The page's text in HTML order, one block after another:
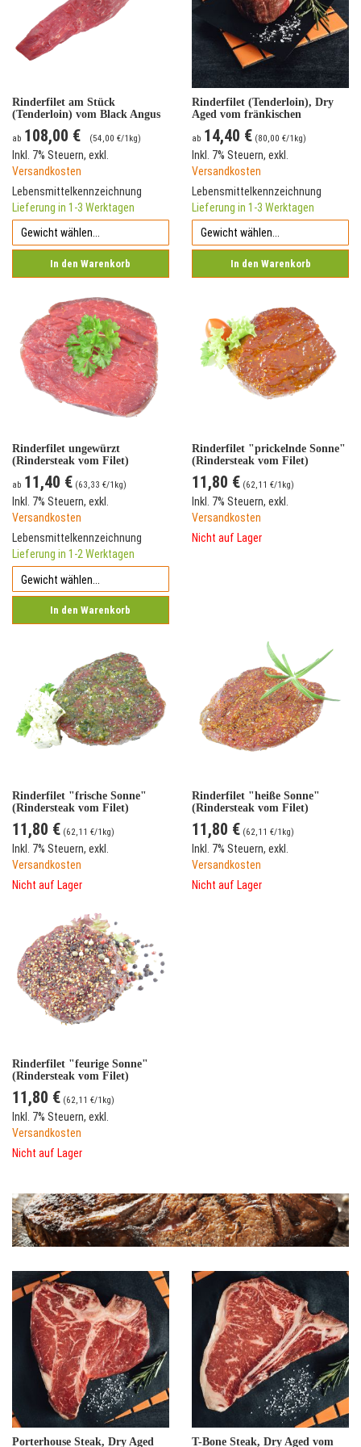
Rinderfilet am Stück
(Tenderloin) vom Black Angus
ab 108,00 € (54,00 €/1kg)
Inkl. 7% Steuern, exkl.
Versandkosten
Lebensmittelkennzeichnung
Lieferung in 1-3 Werktagen
In den Warenkorb
Rinderfilet (Tenderloin), Dry
Aged vom fränkischen
ab 14,40 € (80,00 €/1kg)
Inkl. 7% Steuern,exkl.
Versandkosten
Lebensmittelkennzeichnung
Lieferung in 1-3 Werktagen
In den Warenkorb
Rinderfilet ungewürzt
(Rindersteak vom Filet)
ab 11,40 € (63,33 €/1kg)
Inkl. 7% Steuern, exkl.
Versandkosten
Lebensmittelkennzeichnung
Lieferung in 1-2 Werktagen
In den Warenkorb
Rinderfilet "prickelnde Sonne"
(Rindersteak vom Filet)
11,80 € (62,11 €/1kg)
Inkl. 7% Steuern,exkl.
Versandkosten
Nicht auf Lager
Rinderfilet "frische Sonne"
(Rindersteak vom Filet)
11,80 € (62,11 €/1kg)
Inkl. 7% Steuern, exkl.
Versandkosten
Nicht auf Lager
Rinderfilet "heiße Sonne"
(Rindersteak vom Filet)
11,80 € (62,11 €/1kg)
Inkl. 7% Steuern,exkl.
Versandkosten
Nicht auf Lager
Rinderfilet "feurige Sonne"
(Rindersteak vom Filet)
11,80 € (62,11 €/1kg)
Inkl. 7% Steuern, exkl.
Versandkosten
Nicht auf Lager
Porterhouse Steak, Dry Aged T-Bone Steak, Dry Aged vom